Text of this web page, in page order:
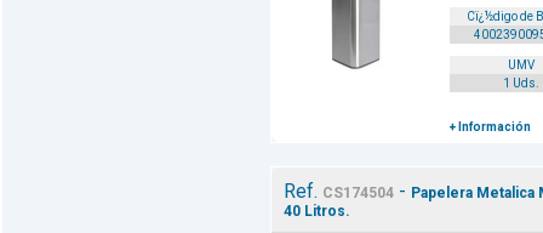
Cï¿½digo de
UMV
1 Uds.
+ Información
Ref. CS174504- Papelera Metalica
40 Litros.